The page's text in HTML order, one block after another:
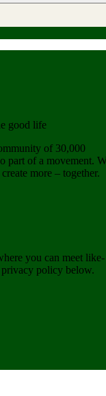
good life
of 30,000
part of a movement.
more – together.
you can meet like-
privacy policy below.